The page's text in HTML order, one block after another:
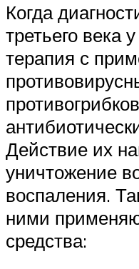
Когда
третьего века
терапия с
Действие их
уничтожение
воспаления.
ними
средства: